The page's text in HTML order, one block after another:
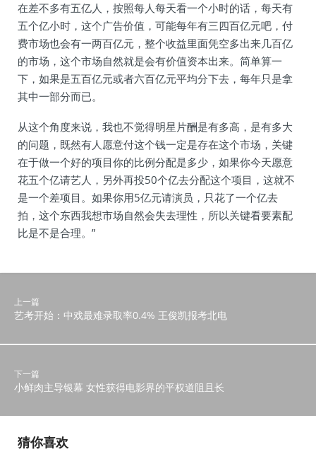
在差不多有五亿人，按照每人每天看一个小时的话，每天有
五个亿小时，这个广告价值，可能每年有三四百亿元吧，付
费市场也会有一两百亿元，整个收益里面凭空多出来几百亿
的市场，这个市场自然就是会有价值资本出来。简单算一
下，如果是五百亿元或者六百亿元平均分下去，每年只是拿
其中一部分而已。
从这个角度来说，我也不觉得明星片酬是有多高，是有多大
的问题，既然有人愿意付这个钱一定是存在这个市场，关键
在于做一个好的项目你的比例分配是多少，如果你今天愿意
花五个亿请艺人，另外再投50个亿去分配这个项目，这就不
是一个差项目。如果你用5亿元请演员，只花了一个亿去
拍，这个东西我想市场自然会失去理性，所以关键看要素配
比是不是合理。”
上一篇
艺考开始：中戏最难录取率0.4% 王俊凯报考北电
下一篇
小鲜肉主导银幕 女性获得电影界的平权道阻且长
猜你喜欢